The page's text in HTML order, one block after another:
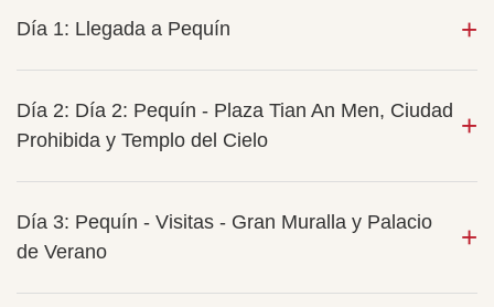
Día 1: Llegada a Pequín
Día 2: Día 2: Pequín - Plaza Tian An Men, Ciudad
Prohibida y Templo del Cielo
Día 3: Pequín - Visitas - Gran Muralla y Palacio
de Verano